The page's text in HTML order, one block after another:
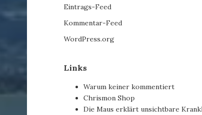
Eintrags-Feed
Kommentar-Feed
WordPress.org
Links
Warum keiner kommentiert
Chrismon Shop
Die Maus erklärt unsichtbare